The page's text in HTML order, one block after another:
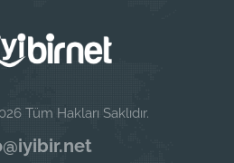
Tüm Hakları Saklıdır.